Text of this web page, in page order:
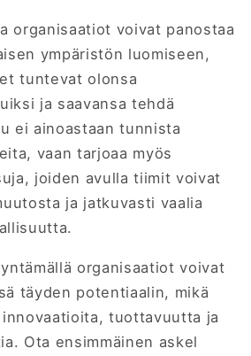
organisaatiot voivat panostaa
ympäristön luomiseen,
tuntevat olonsa
ja saavansa tehdä
ei ainoastaan tunnista
vaan tarjoaa myös
joiden avulla tiimit voivat
ja jatkuvasti vaalia
organisaatiot voivat
täyden potentiaalin, mikä
tuottavuutta ja
Ota ensimmäinen askel